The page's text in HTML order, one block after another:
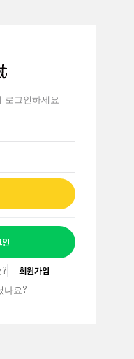
로그인하세요
회원가입
나요?